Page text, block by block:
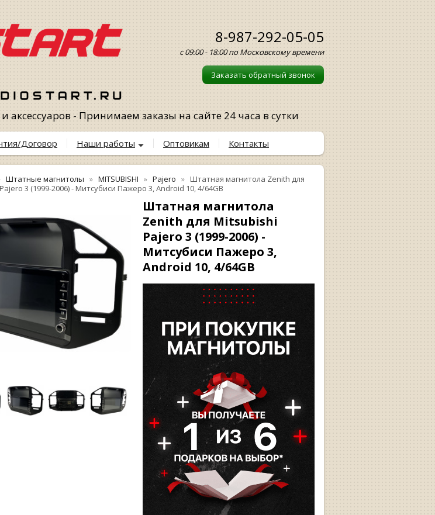
8-987-292-05-05
с 09:00 - 18:00 по Московскому времени
Заказать обратный звонок
- Принимаем заказы на сайте 24 часа в сутки
Договор Наши работы Оптовикам Контакты
Штатные магнитолы MITSUBISHI Pajero
Штатная магнитола Zenith для
3 (1999-2006) - Митсубиси Пажеро 3, Android 10, 4/64GB
Штатная магнитола
Zenith для Mitsubishi
Pajero 3 (1999-2006) -
Митсубиси Пажеро 3,
Android 10, 4/64GB